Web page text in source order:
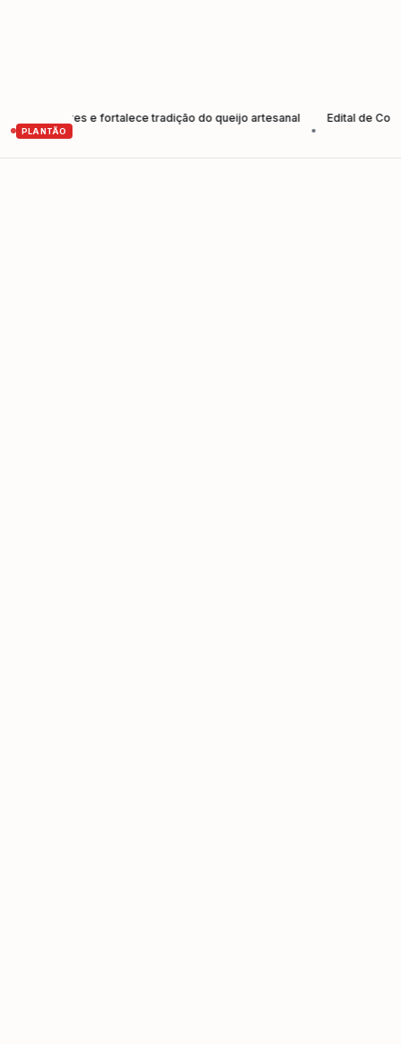
PLANTÃO
e fortalece tradição do queijo artesanal
Edital de